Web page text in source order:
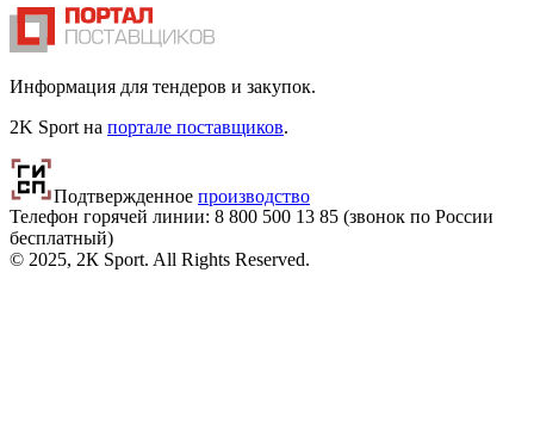
Информация для тендеров и закупок.
2K Sport на портале поставщиков.
Подтвержденное производство
Телефон горячей линии: 8 800 500 13 85 (звонок по России
бесплатный)
© 2025, 2К Sport. All Rights Reserved.